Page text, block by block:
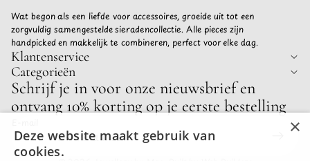
Wat begon als een liefde voor accessoires, groeide uit tot een
zorgvuldig samengestelde sieradencollectie. Alle pieces zijn
handpicked en makkelijk te combineren, perfect voor elke dag.
Klantenservice
Categorieën
Schrijf je in voor onze nieuwsbrief en
ontvang 10% korting op je eerste bestelling
Privacybeleid
Terugbetalingsbeleid
Algemene voorwaarden
Verzendbeleid
Contactgegevens
×
Deze website maakt gebruik van
cookies.